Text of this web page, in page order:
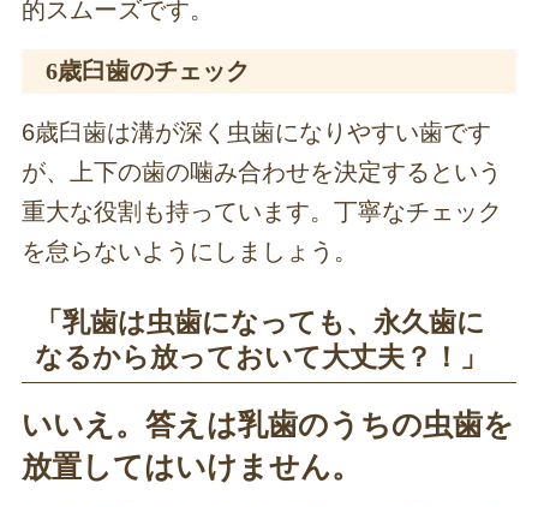
的スムーズです。
6歳臼歯のチェック
6歳臼歯は溝が深く虫歯になりやすい歯です
が、上下の歯の噛み合わせを決定するという
重大な役割も持っています。丁寧なチェック
を怠らないようにしましょう。
「乳歯は虫歯になっても、永久歯に
なるから放っておいて大丈夫？！」
いいえ。答えは乳歯のうちの虫歯を
放置してはいけません。